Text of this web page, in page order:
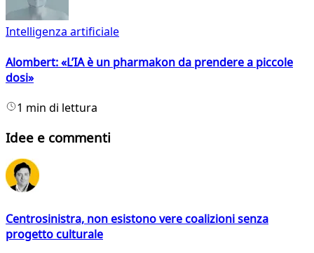
Intelligenza artificiale
Alombert: «L’IA è un pharmakon da prendere a piccole
dosi»
1 min di lettura
Idee e commenti
Centrosinistra, non esistono vere coalizioni senza
progetto culturale